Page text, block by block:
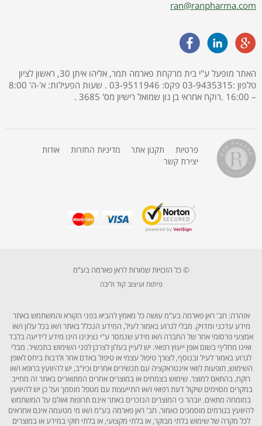
ran@ranpharma.com
האתר מופעל ע"י בית מרקחת פארמה תמר, אליהו איתן 30, ראשון לציון
טלפון :03-9435315 פקס: 03-9511946 . שעות הפעילות: א'-ה' 8:00
– 16:00 .רוקח אחראי בן נון שמואל רישיון מס' 3685 .
פרטיות תקנון אתר מדיניות החזרות
אודות
יצירת קשר
© כל הזכויות שמורות לראן פארמה בע”מ
פיתוח ועיצוב קוד וליבה
אזהרה: חב' ראן פארמה בע"מ עושה כל מאמץ להביא בפני הקורא והמשתמש באתר
מידע עדכני ומדויק. מבלי לגרוע באמור לעיל, המידע הנכלל באתר ו/או בכל עלון ו/או
אמצעי פרסומי אחר של החברה ו/או מידע שנמסר ע"י נציגינו הינו מידע לידיעה בלבד
ואינו מחליף בשום אופן ייעוץ רפואי. יש לעיין בעלון לצרכן לפני השימוש בתכשיר. מבלי
לגרוע באמור לעיל ובנוסף, לצורך טיפול עצמי או טיפול באדם אחר ולרבות ביחס לאופן
השימוש, תופעות לוואי אינטראקציה עם תכשירים אחרים וכיו"ב, יש להיוועץ ברופא ו/או
רוקח, בהתאם למוצר. שימוש בצמחים או במוצרים אחרים המתוארים באתר זה מחייב
במקרים מסוימים שיקול דעת רפואי ו/או התייעצות עם מטפל מוסמך ועל כן יש להיוועץ
במומחה מתאים. יובהר כי המוצרים הנזכרים באתר אינם תרופות ואולם על המשתמש
להיוועץ בגורמים מוסמכים כאמור. חב' ראן פארמה בע"מ ו/או מי מטעמה אינם אחראים
לכל מקרה של שימוש בלתי מבוקר, או בלתי מקצועי, או בלתי חוקי במידע או במוצרים